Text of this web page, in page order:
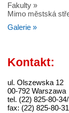
Fakulty »
Mimo městská
Galerie »
Kontakt:
ul. Olszewska 12
00-792 Warszawa
tel. (22) 825-80-
fax: (22) 825-80-31